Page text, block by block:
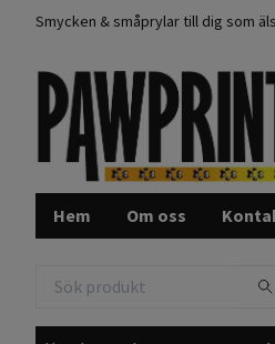
Smycken & småprylar till dig som
Hem Om oss